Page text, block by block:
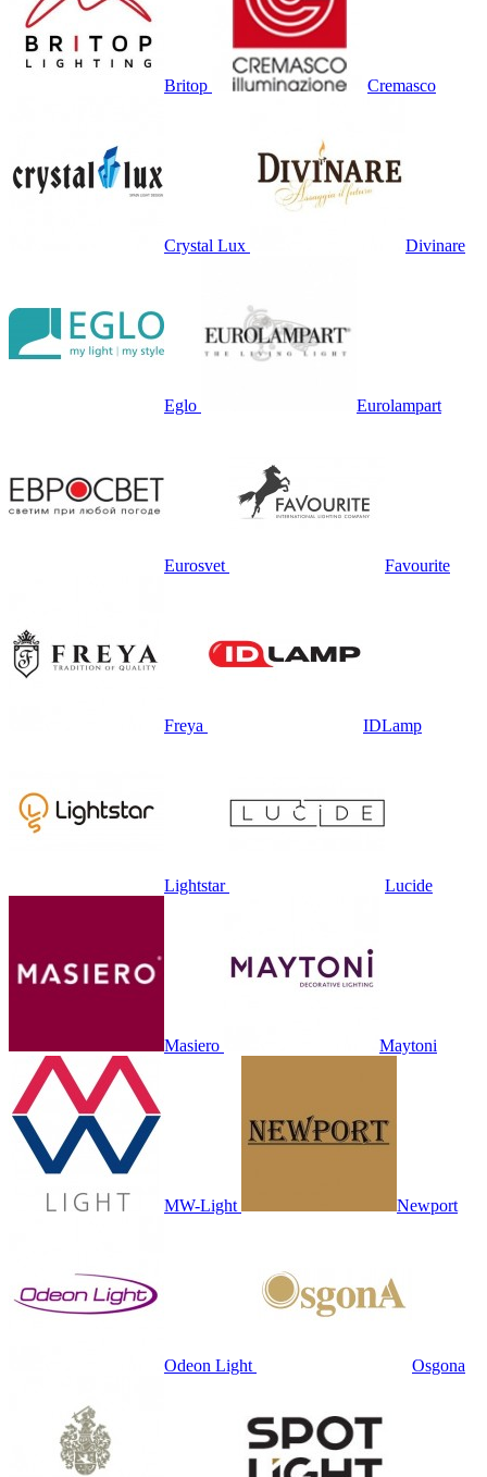
Britop Cremasco
Crystal Lux Divinare
Eglo Eurolampart
Eurosvet Favourite
Freya IDLamp
Lightstar Lucide
Masiero Maytoni
MW-Light Newport
Odeon Light Osgona